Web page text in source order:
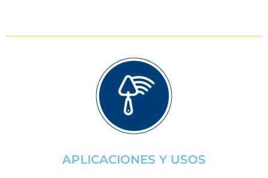
APLICACIONES Y USOS